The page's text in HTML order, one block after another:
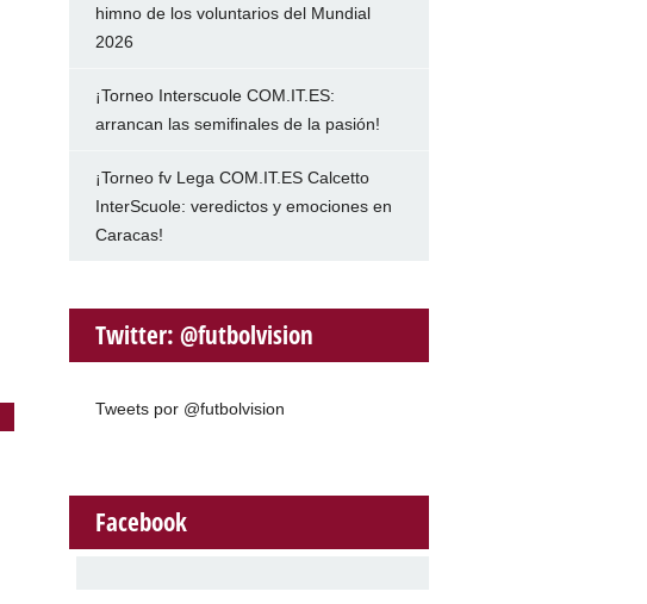
himno de los voluntarios del Mundial
2026
¡Torneo Interscuole COM.IT.ES:
arrancan las semifinales de la pasión!
¡Torneo fv Lega COM.IT.ES Calcetto
InterScuole: veredictos y emociones en
Caracas!
Twitter: @futbolvision
Tweets por @futbolvision
Facebook